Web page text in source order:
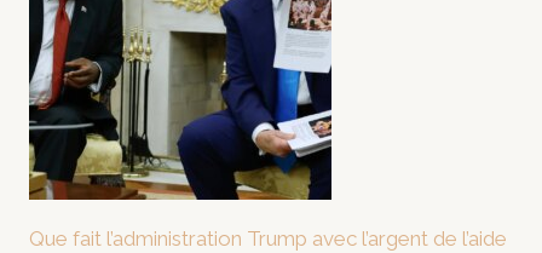
Que fait l’administration Trump avec l’argent de l’aide